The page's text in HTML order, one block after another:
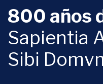
800 años
Sapientia
Sibi